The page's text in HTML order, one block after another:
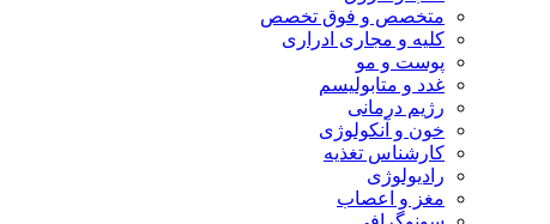
متخصص و فوق تخصص
کلیه و مجاری ادراری
پوست و مو
غدد و متابولیسم
رژیم درمانی
خون و آنکولوژی
کارشناس تغذیه
رادیولوژی
مغز و اعصاب